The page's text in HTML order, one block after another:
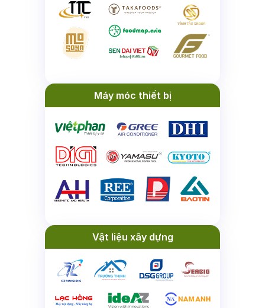
Máy móc thiết bị
Vật liệu xây dựng